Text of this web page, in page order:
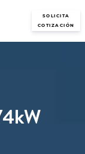
SOLICITA
COTIZACIÓN